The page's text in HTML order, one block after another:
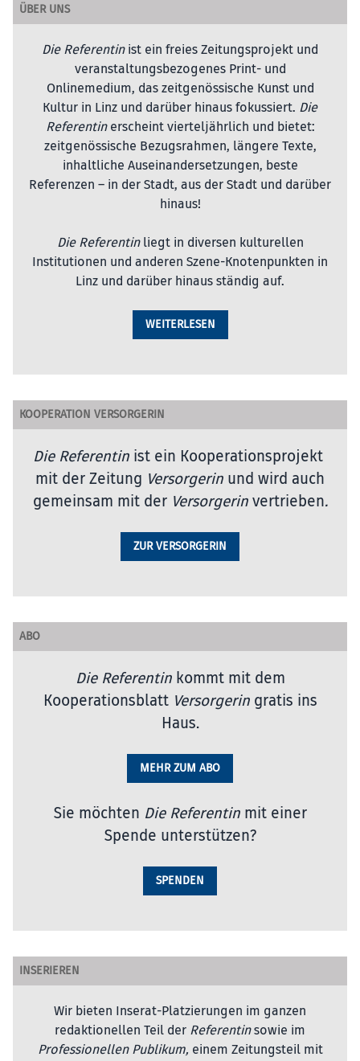
ÜBER UNS
Die Referentinist ein freies Zeitungsprojekt und
veranstaltungsbezogenes Print- und
Onlinemedium, das zeitgenössische Kunst und
Kultur in Linz und darüber hinaus fokussiert. Die
Referentinerscheint vierteljährlich und bietet:
zeitgenössische Bezugsrahmen, längere Texte,
inhaltliche Auseinandersetzungen, beste
Referenzen – in der Stadt, aus der Stadt und darüber
hinaus!
Die Referentinliegt in diversen kulturellen
Institutionen und anderen Szene-Knotenpunkten in
Linz und darüber hinaus ständig auf.
WEITERLESEN
KOOPERATION VERSORGERIN
Die Referentin ist ein Kooperationsprojekt
mit der Zeitung Versorgerin und wird auch
gemeinsam mit der Versorgerinvertrieben.
ZUR VERSORGERIN
ABO
Die Referentinkommt mit dem
Kooperationsblatt Versorgeringratis ins
Haus.
MEHR ZUM ABO
Sie möchten Die Referentinmit einer
Spende unterstützen?
SPENDEN
INSERIEREN
Wir bieten Inserat-Platzierungen im ganzen
redaktionellen Teil der Referentinsowie im
Professionellen Publikum, einem Zeitungsteil mit